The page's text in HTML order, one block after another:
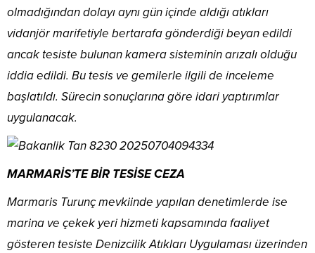
olmadığından dolayı aynı gün içinde aldığı atıkları
vidanjör marifetiyle bertarafa gönderdiği beyan edildi
ancak tesiste bulunan kamera sisteminin arızalı olduğu
iddia edildi. Bu tesis ve gemilerle ilgili de inceleme
başlatıldı. Sürecin sonuçlarına göre idari yaptırımlar
uygulanacak.
MARMARİS’TE BİR TESİSE CEZA
Marmaris Turunç mevkiinde yapılan denetimlerde ise
marina ve çekek yeri hizmeti kapsamında faaliyet
gösteren tesiste Denizcilik Atıkları Uygulaması üzerinden